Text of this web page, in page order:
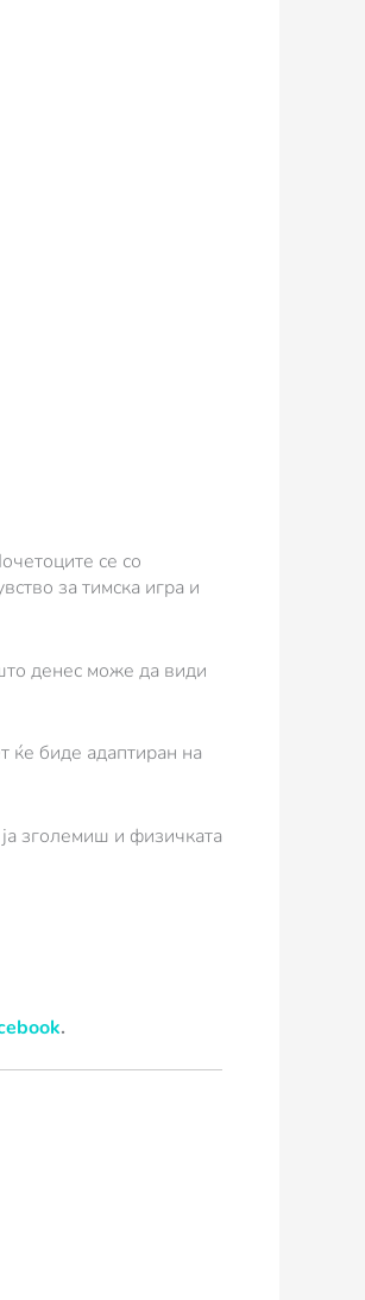
се со
за тимска игра и
денес може да види
ќе биде адаптиран на
зголемиш и физичката
.